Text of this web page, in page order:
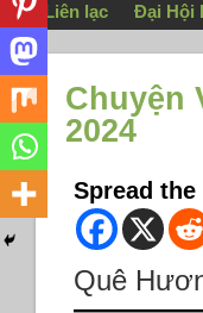
Liên lạc
Đại Hội
Chuyện
2024
Spread the
Quê